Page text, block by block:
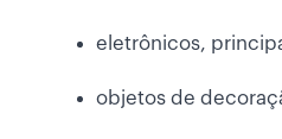
eletrônicos,
objetos de